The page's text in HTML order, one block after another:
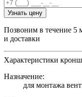
Узнать цену
Позвоним в течение 5
и доставки
Характеристики
Назначение:
для монтажа